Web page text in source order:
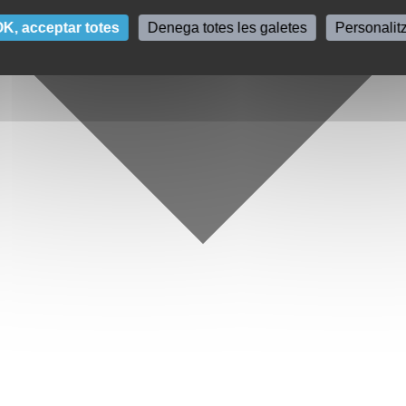
acceptar totes Denega totes les galetes